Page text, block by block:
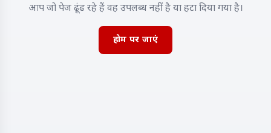
आप जो पेज ढूंढ रहे हैं वह उपलब्ध नहीं है या हटा दिया गया है।
होम पर जाएं